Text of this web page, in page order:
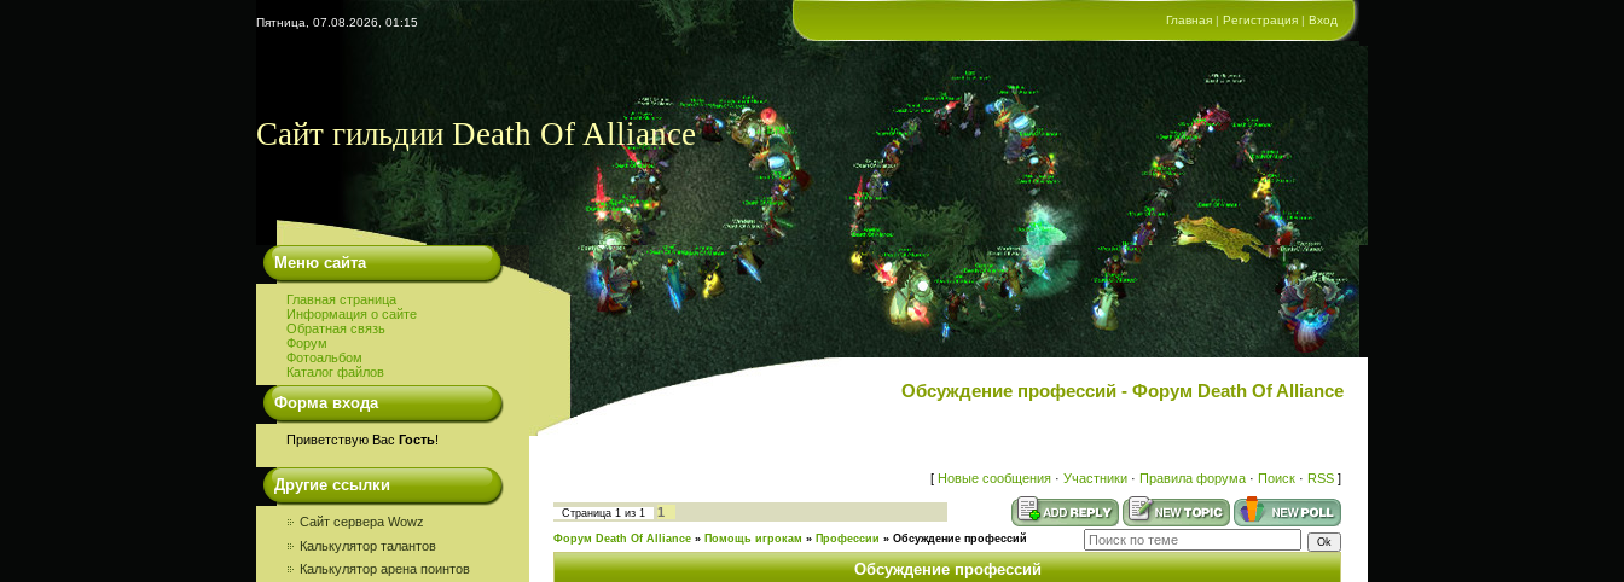
Пятница, 07.08.2026, 01:15 Главная | Регистрация | Вход
Сайт гильдии Death Of Alliance
Меню сайта
Главная страница
Информация о сайте
Обратная связь
Форум
Фотоальбом
Каталог файлов
Форма входа
Приветствую Вас Гость!
Другие ссылки
Сайт сервера Wowz
Калькулятор талантов
Калькулятор арена поинтов
Обсуждение профессий - Форум Death Of Alliance
[ Новые сообщения · Участники · Правила форума · Поиск · RSS ]
Страница 1 из 1 1
Форум Death Of Alliance » Помощь игрокам » Профессии » Обсуждение профессий
Обсуждение профессий